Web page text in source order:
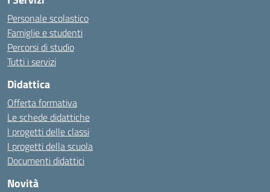
Personale scolastico
Famiglie e studenti
Percorsi di studio
Tutti i servizi
Didattica
Offerta formativa
Le schede didattiche
I progetti delle classi
I progetti della scuola
Documenti didattici
Novità